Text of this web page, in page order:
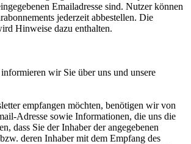
Emailadresse sind. Nutzer können
jederzeit abbestellen. Die
Hinweise dazu enthalten.
wir Sie über uns und unsere
empfangen möchten, benötigen wir von
Adresse sowie Informationen, die uns die
dass Sie der Inhaber der angegebenen
deren Inhaber mit dem Empfang des